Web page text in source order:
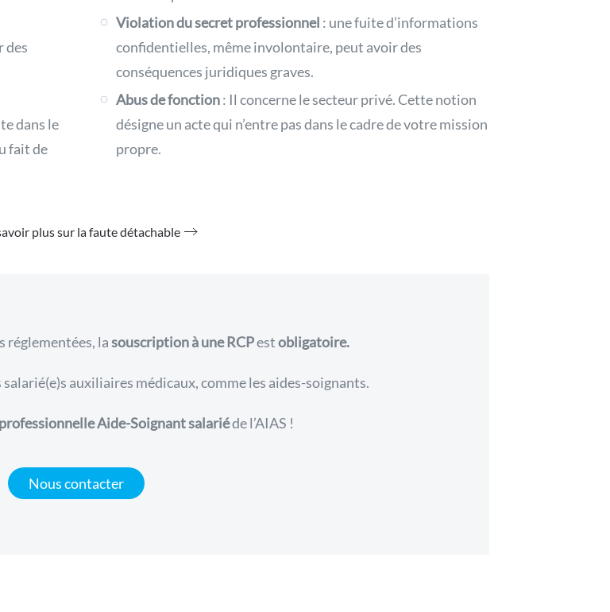
des
dans le
fait de
Violation du secret professionnel : une fuite d’informations
confidentielles, même involontaire, peut avoir des
conséquences juridiques graves.
Abus de fonction: Il concerne le secteur privé. Cette notion
désigne un acte qui n’entre pas dans le cadre de votre mission
propre.
plus sur la faute détachable
réglementées, lasouscription à une RCPestobligatoire.
auxiliaires médicaux, comme les aides-soignants.
Aide-Soignant salariéde l’AIAS !
Nous contacter